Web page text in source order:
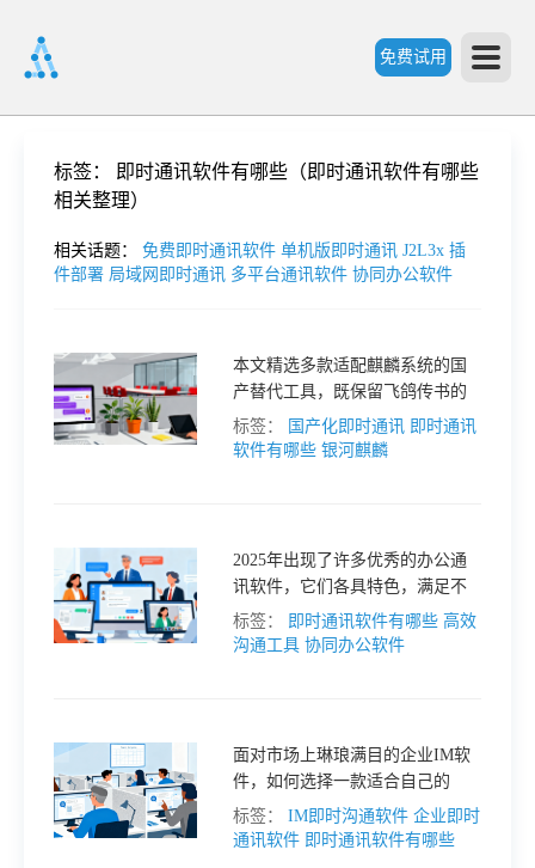
免费试用
格
见
标签：
即时通讯软件有哪些（即时通讯软件有哪些
相关整理）
相关话题： 免费即时通讯软件 单机版即时通讯 J2L3x 插
件部署 局域网即时通讯 多平台通讯软件 协同办公软件
本文精选多款适配麒麟系统的国
产替代工具，既保留飞鸽传书的
核心优势，更在协作功能、安全
防护上实现升级，最终重点推荐
标签： 国产化即时通讯 即时通讯
软件有哪些 银河麒麟
2025年出现了许多优秀的办公通
讯软件，它们各具特色，满足不
同团队和企业的需求。本文将为
您介绍5款值得关注的高效办公通
标签： 即时通讯软件有哪些 高效
沟通工具 协同办公软件
面对市场上琳琅满目的企业IM软
件，如何选择一款适合自己的
呢？以下从四个核心维度进行分
析，帮助你做出明智的选择。
标签： IM即时沟通软件 企业即时
通讯软件 即时通讯软件有哪些